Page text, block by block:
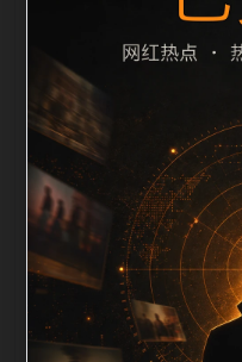
栏目内容归集
致主题。后续每日采集
化、坏图默认图兜底、
滤。如果同一主题下有
补充事件背景、访问场
站群页面之间的重复感
篇下一篇和 sitemap 入
控制在三次以内。正文
类信息：入口是否稳定
移动端打开时图片和摘